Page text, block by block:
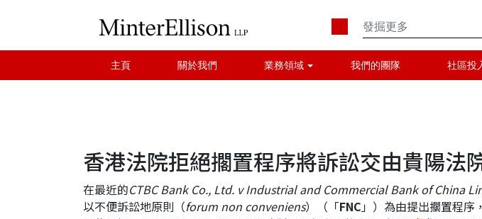
主頁 關於我們 業務領域 我們的團隊 社區投
香港法院拒絕擱置程序將訴訟交由貴陽法
在最近的CTBC Bank Co., Ltd. v Industrial and Commercial Bank of China
以不便訴訟地原則（forum non conveniens）（「FNC」）為由提出擱置程序